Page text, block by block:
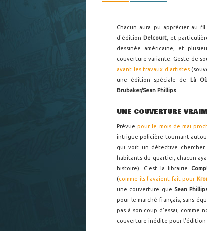
Chacun aura pu apprécier au
d'édition Delcourt , et
dessinée américaine, et
couverture variante. Geste de
avant les travaux d'artistes
une édition spéciale de
Là
Brubaker/Sean Phillips.
UNE COUVERTURE
Prévuepour le mois de mai
intrigue policière tournant
qui voit un détective chercher
habitants du quartier, chacun
histoire). C'est la librairie
(comme ils l'avaient fait pour
une couverture que Sean
pour le marché français, sans
pas à son coup d'essai, comme
couverture inédite pour l'édition